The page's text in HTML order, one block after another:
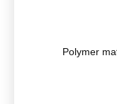
Polymer